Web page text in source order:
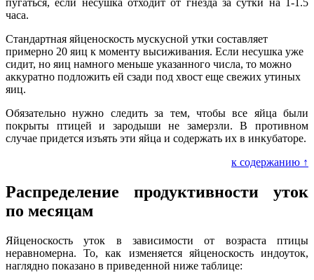
часа.
Стандартная яйценоскость мускусной утки составляет
примерно 20 яиц к моменту высиживания. Если несушка уже
сидит, но яиц намного меньше указанного числа, то можно
аккуратно подложить ей сзади под хвост еще свежих утиных
яиц.
Обязательно нужно следить за тем, чтобы все яйца были
покрыты птицей и зародыши не замерзли. В противном
случае придется изъять эти яйца и содержать их в инкубаторе.
к содержанию ↑
Распределение продуктивности уток
по месяцам
Яйценоскость уток в зависимости от возраста птицы
неравномерна. То, как изменяется яйценоскость индоуток,
наглядно показано в приведенной ниже таблице: